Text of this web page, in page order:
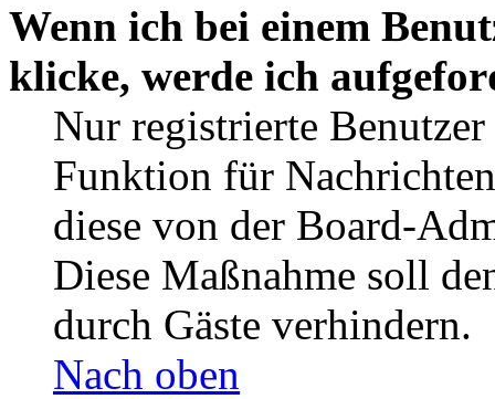
Wenn ich bei einem
klicke, werde ich
Nur registrierte
Funktion für
diese von der Board-
Diese Maßnahme soll
durch Gäste verhindern.
Nach oben